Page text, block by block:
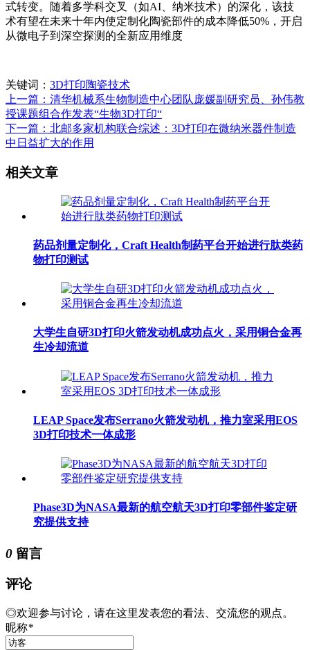
式转变。随着多学科交叉（如AI、纳米技术）的深化，该技
术有望在未来十年内使定制化陶瓷部件的成本降低50%，开启
从微电子到深空探测的全新应用维度
关键词： 3D打印陶瓷技术
上一篇：清华机械系生物制造中心团队庞媛副研究员、孙伟教
授课题组合作发表“生物3D打印“
下一篇：北邮多家机构联合综述：3D打印在微纳米器件制造
中日益扩大的作用
相关文章
药品剂量定制化，Craft Health制药平台开始进行肽类药
物打印测试
大学生自研3D打印火箭发动机成功点火，采用铜合金再
生冷却流道
LEAP Space发布Serrano火箭发动机，推力室采用EOS
3D打印技术一体成形
Phase3D为NASA最新的航空航天3D打印零部件鉴定研
究提供支持
0 留言
评论
◎欢迎参与讨论，请在这里发表您的看法、交流您的观点。
昵称*